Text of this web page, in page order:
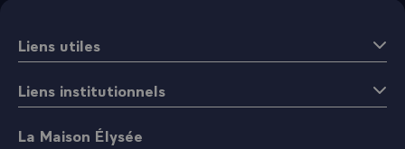
Liens utiles
Liens institutionnels
La Maison Élysée